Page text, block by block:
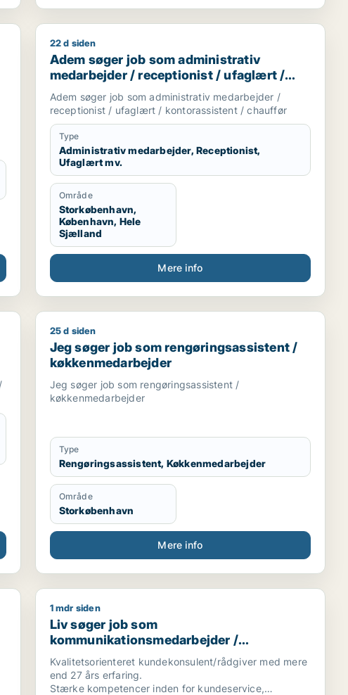
Adem søger job som administrativ medarbejder /
22 d siden
Adem søger job som administrativ
medarbejder / receptionist / ufaglært /
kontorassistent / chauffør
Adem søger job som administrativ medarbejder /
receptionist / ufaglært / kontorassistent / chauffør
Type
Administrativ medarbejder, Receptionist,
Ufaglært mv.
Område
Storkøbenhavn,
København, Hele
Sjælland
Mere info
/ kundeservicemedarbejder / kvalitetskoordinator
Jeg søger job som rengøringsassistent /
25 d siden
Jeg søger job som rengøringsassistent /
køkkenmedarbejder
Jeg søger job som rengøringsassistent /
køkkenmedarbejder
Type
Rengøringsassistent, Køkkenmedarbejder
Område
Storkøbenhavn
Mere info
Liv søger job som kommunikationsmedarbejder /
1 mdr siden
Liv søger job som
kommunikationsmedarbejder /
regnskabsmedarbejder /
forsikringsmedarbejder / administrativ
medarbejder / receptionist
Kvalitetsorienteret kundekonsulent/rådgiver med mere
end 27 års erfaring.
Stærke kompetencer inden for kundeservice,